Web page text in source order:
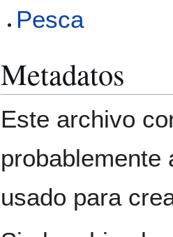
Pesca
Metadatos
Este archivo
probablemente
usado para